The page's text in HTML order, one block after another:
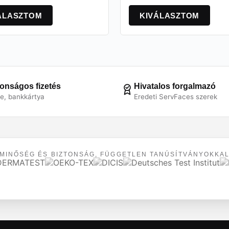
KIVÁLASZTOM
Ennek
terméknek
több
A
a
termékoldalon
ki
fizetés
bankkártya
Hivatalos forgalmazó
Eredeti ServFaces szerek
MINŐSÉG ÉS BIZTONSÁG, FÜGGETLEN TANÚSÍTVÁNYOKKAL